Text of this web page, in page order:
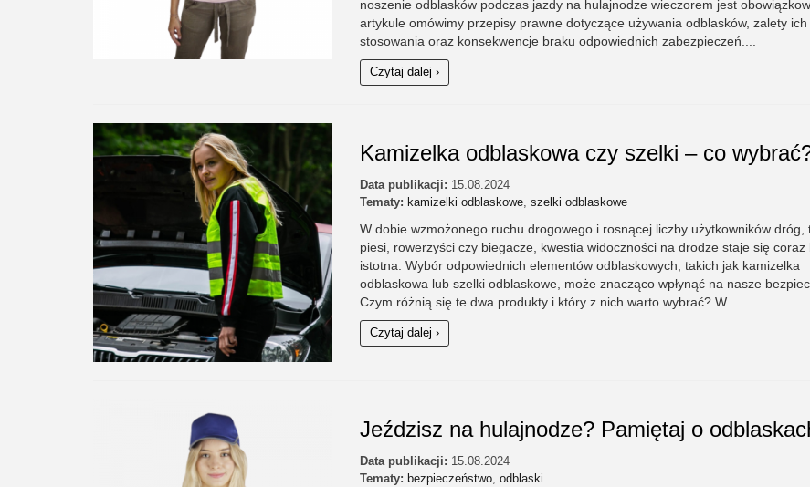
noszenie odblasków podczas jazdy na hulajnodze wieczorem jest
artykule omówimy przepisy prawne dotyczące używania odblasków, zalety ich
stosowania oraz konsekwencje braku odpowiednich zabezpieczeń....
Czytaj dalej ›
Kamizelka odblaskowa czy szelki – co
Data publikacji: 15.08.2024
Tematy: kamizelki odblaskowe,szelki odblaskowe
W dobie wzmożonego ruchu drogowego i rosnącej liczby użytkowników dróg,
piesi, rowerzyści czy biegacze, kwestia widoczności na drodze staje się coraz
istotna. Wybór odpowiednich elementów odblaskowych, takich jak kamizelka
odblaskowa lub szelki odblaskowe, może znacząco wpłynąć na nasze
Czym różnią się te dwa produkty i który z nich warto wybrać? W...
Czytaj dalej ›
Jeździsz na hulajnodze? Pamiętaj o
Data publikacji: 15.08.2024
Tematy: bezpieczeństwo,odblaski